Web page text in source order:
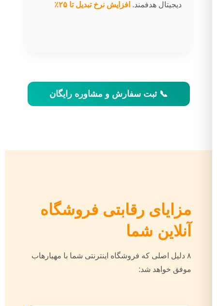
دیجیتال هدفمند. افزایش نرخ تبدیل تا ۲۵٪
📞 ثبت سفارش و مشاوره رایگان
مزایای رقابتی فروشگاه
آنلاین شما
۸ دلیل اصلی که فروشگاه اینترنتی شما با مهیارهاب
موفق خواهد شد: